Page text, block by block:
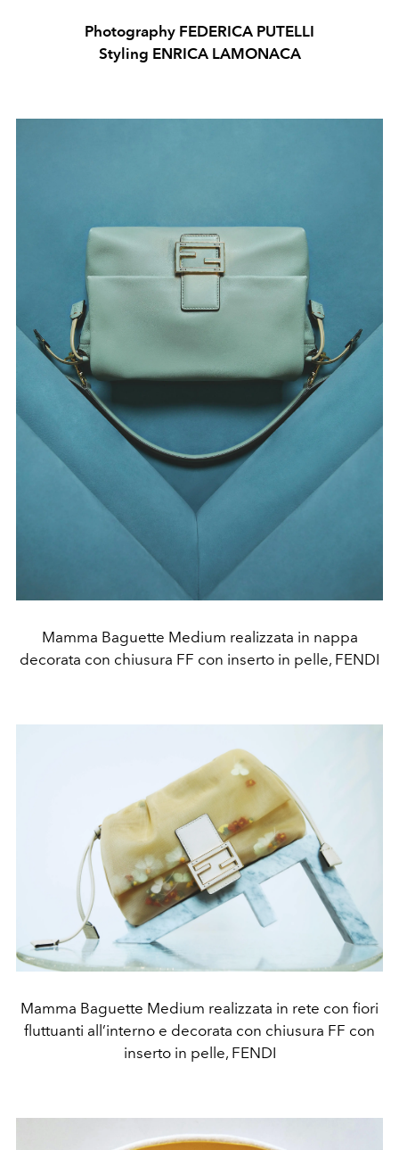
Photography FEDERICA PUTELLI
Styling ENRICA LAMONACA
Mamma Baguette Medium realizzata in nappa
decorata con chiusura FF con inserto in pelle, FENDI
Mamma Baguette Medium realizzata in rete con fiori
fluttuanti all’interno e decorata con chiusura FF con
inserto in pelle, FENDI